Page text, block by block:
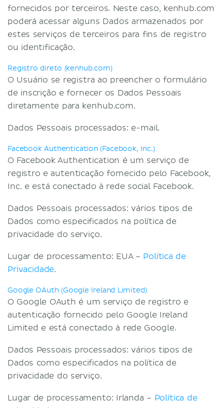
fornecidos por terceiros. Neste caso, kenhub.com
poderá acessar alguns Dados armazenados por
estes serviços de terceiros para fins de registro
ou identificação.
Registro direto (kenhub.com)
O Usuário se registra ao preencher o formulário
de inscrição e fornecer os Dados Pessoais
diretamente para kenhub.com.
Dados Pessoais processados: e-mail.
Facebook Authentication (Facebook, Inc.)
O Facebook Authentication é um serviço de
registro e autenticação fornecido pelo Facebook,
Inc. e está conectado à rede social Facebook.
Dados Pessoais processados: vários tipos de
Dados como especificados na política de
privacidade do serviço.
Lugar de processamento: EUA – Política de
Privacidade.
Google OAuth (Google Ireland Limited)
O Google OAuth é um serviço de registro e
autenticação fornecido pelo Google Ireland
Limited e está conectado à rede Google.
Dados Pessoais processados: vários tipos de
Dados como especificados na política de
privacidade do serviço.
Lugar de processamento: Irlanda – Política de